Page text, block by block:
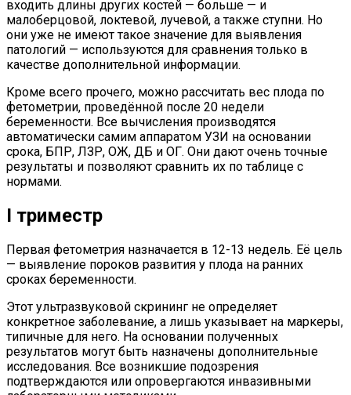
входить длины других костей — больше — и
малоберцовой, локтевой, лучевой, а также ступни. Но
они уже не имеют такое значение для выявления
патологий — используются для сравнения только в
качестве дополнительной информации.
Кроме всего прочего, можно рассчитать вес плода по
фетометрии, проведённой после 20 недели
беременности. Все вычисления производятся
автоматически самим аппаратом УЗИ на основании
срока, БПР, ЛЗР, ОЖ, ДБ и ОГ. Они дают очень точные
результаты и позволяют сравнить их по таблице с
нормами.
I триместр
Первая фетометрия назначается в 12-13 недель. Её цель
— выявление пороков развития у плода на ранних
сроках беременности.
Этот ультразвуковой скрининг не определяет
конкретное заболевание, а лишь указывает на маркеры,
типичные для него. На основании полученных
результатов могут быть назначены дополнительные
исследования. Все возникшие подозрения
подтверждаются или опровергаются инвазивными